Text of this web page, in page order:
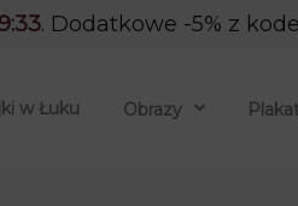
. Dodatkowe -5% z
w Łuku Obrazy